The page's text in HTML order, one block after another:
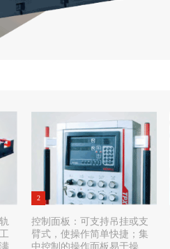
2
控制面板：可支持吊挂或支
臂式，使操作简单快捷；集
中控制的操作面板易于操